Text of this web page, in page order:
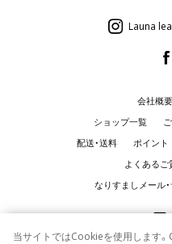
Launa lea
会社概要
ショップ一覧
配送・送料
ポイント
よくあるご
なりすましメール
当サイトではCookieを使用します